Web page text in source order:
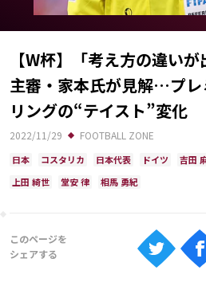
日程・結果
Schedule
ランキング
Ranking
大会について
About
視聴方法
【W杯】「考え方の違い
主審・家本氏が見解…プレ
リングの“テイスト”変化
2022/11/29 FOOTBALL ZONE
日本 コスタリカ 日本代表 ドイツ 吉田
上田 綺世
堂安 律 相馬 勇紀